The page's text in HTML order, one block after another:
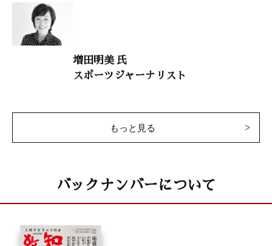
意見・判断
「日本人は国を守る気があるのか？」
葛城奈海（ジャーナリスト）
「いまからでも遅くない、認知症予防『６つの習慣』」
須貝佑一（浴風会病院精神科医）
小説・徳川家康 58
「ブレーンは皆大忙し」
増田明美 氏
スポーツジャーナリスト
もっと見る
バックナンバーについて